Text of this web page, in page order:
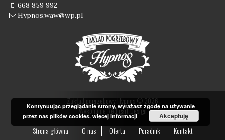
668 859 992
Hypnos.waw@wp.pl
Zakład pogrzebowy Hypnos © 2026
WykonanieRedigart Design
Strona główna
O nas Oferta Poradnik Kontakt
Kontynuując przeglądanie strony, wyrażasz zgodę na używanie
przez nas plików cookies.więcej informacji Akceptuję